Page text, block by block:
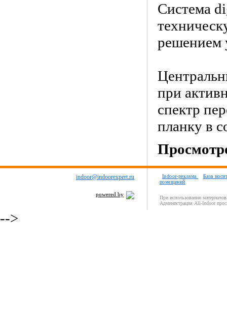
Система
решением
при
спектр
планку в
indoor@indoorexpert.ru
powered by
Indoor-реклама
База
помещений
При использовании
Администрация All-Indoor
-->